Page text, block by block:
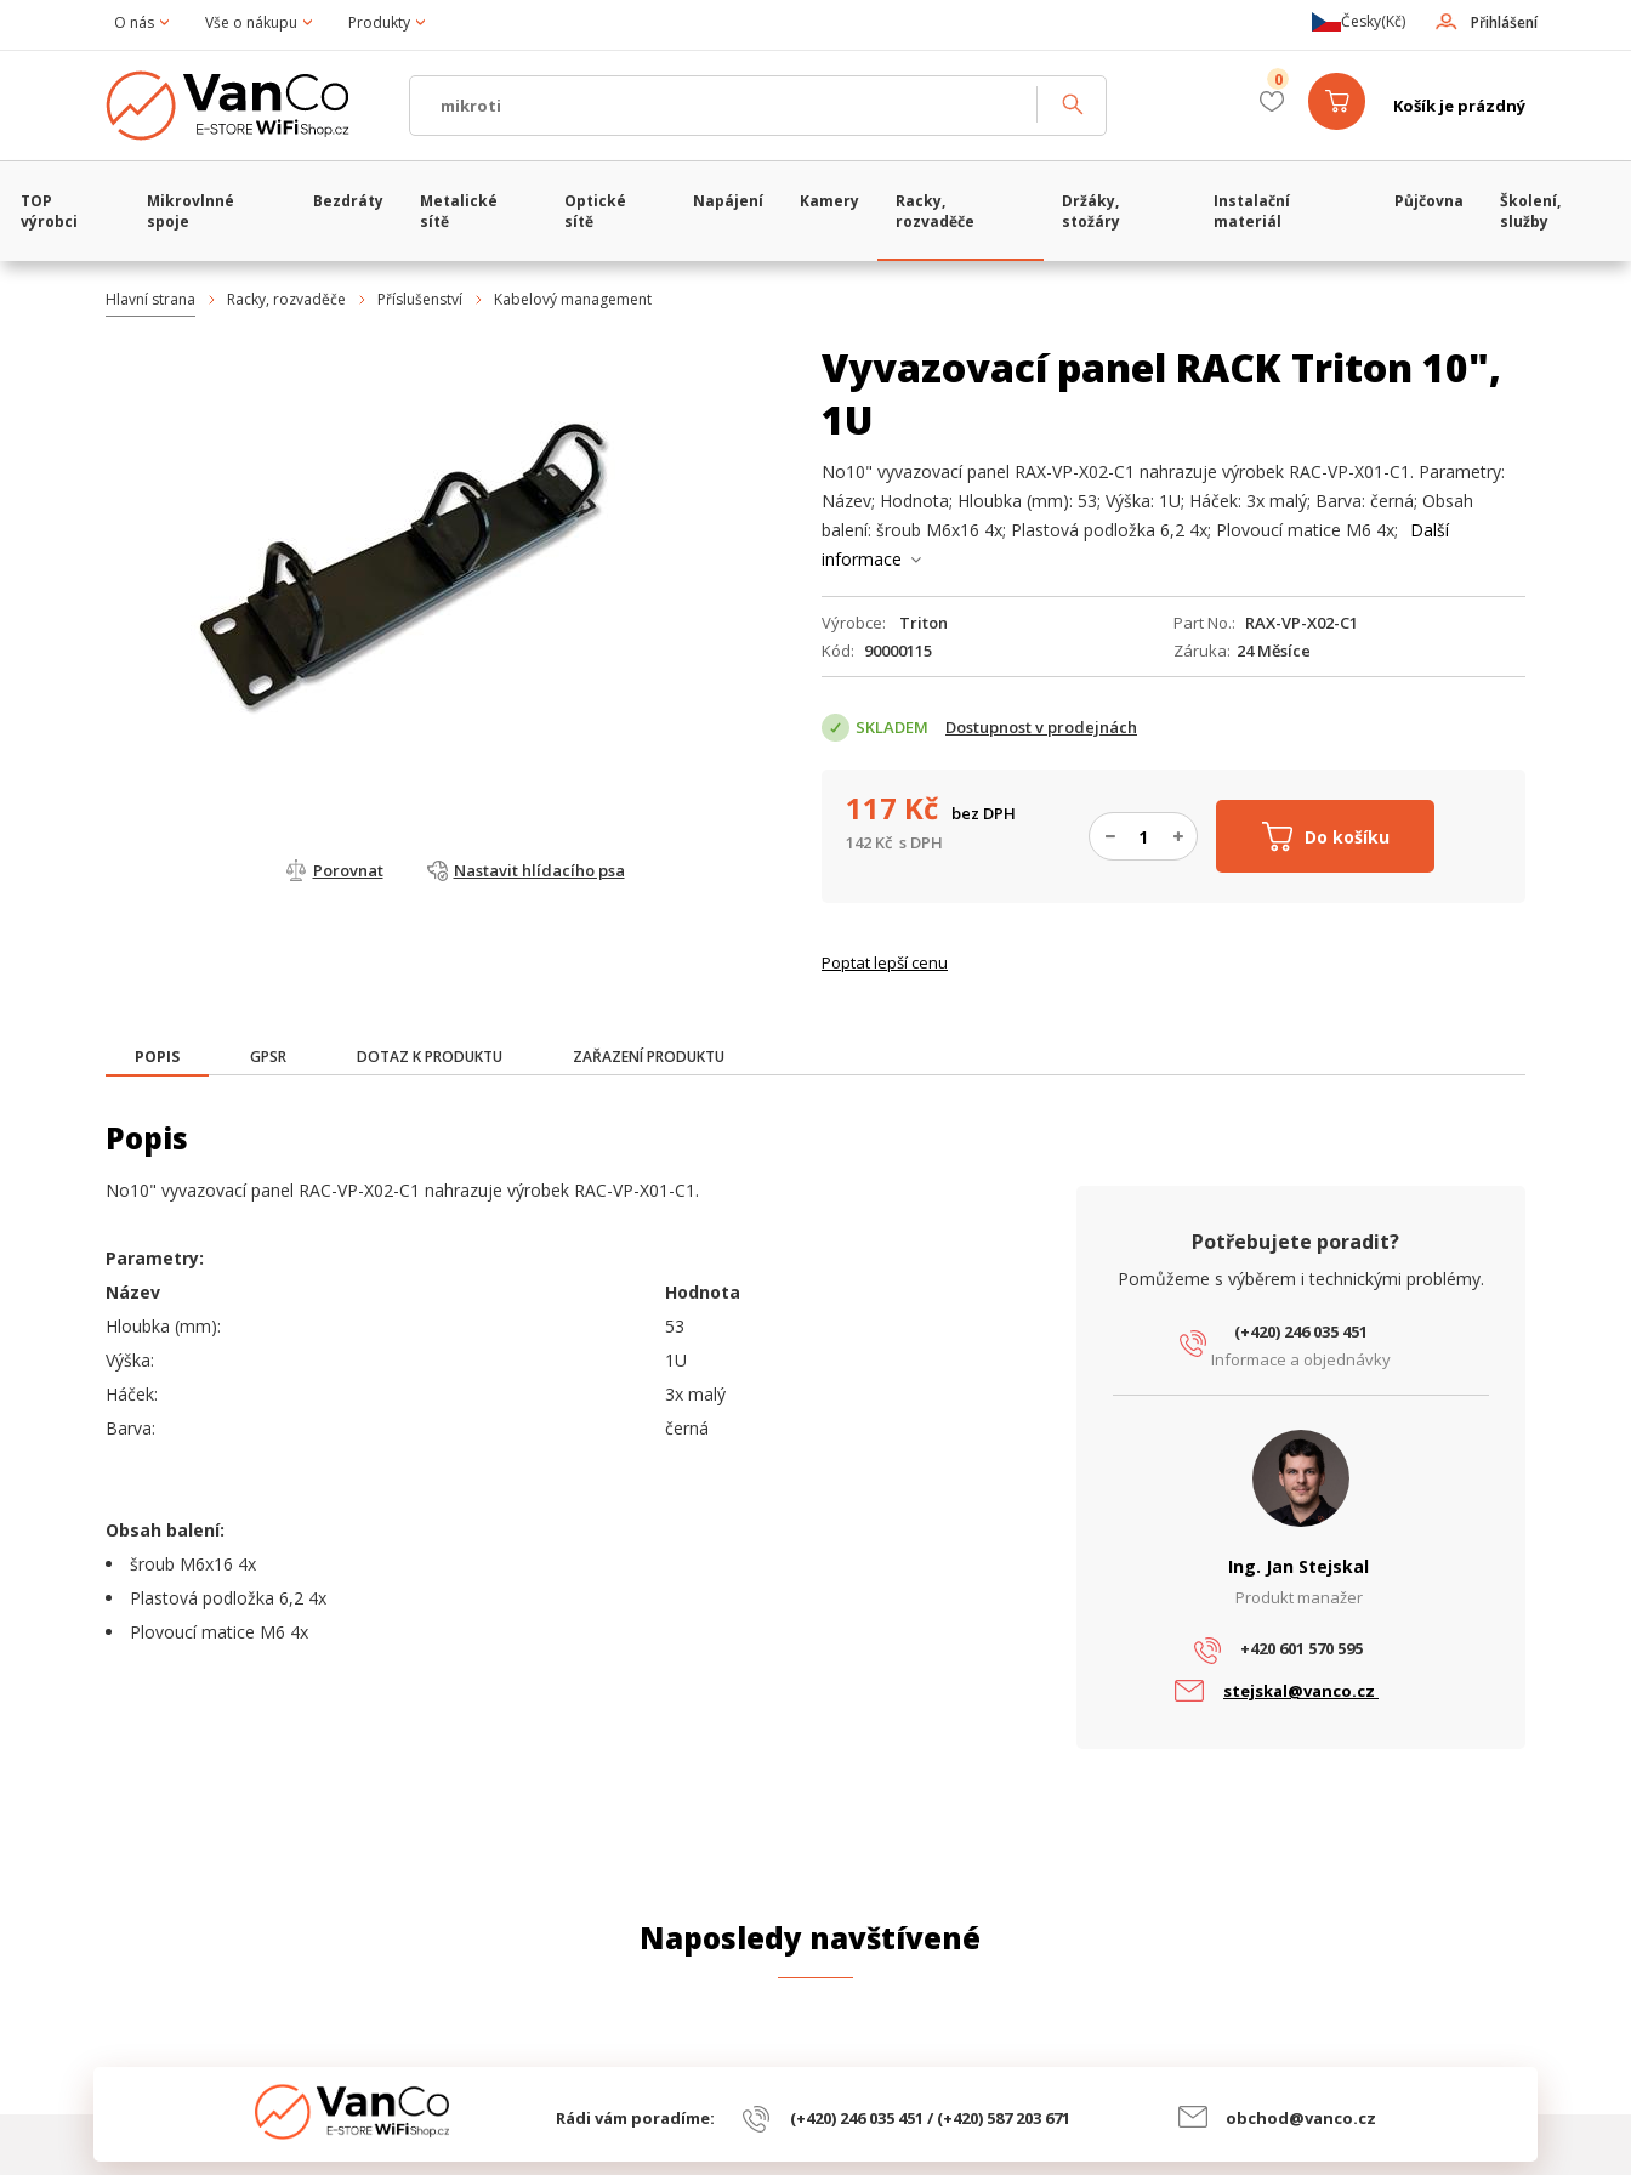
O nás Vše o nákupu Produkty Přihlášení
Česky(Kč)
Košík je prázdný
0
TOP
výrobci
Mikrovlnné
spoje
Bezdráty
Metalické
sítě
Optické
sítě
Napájení Kamery
Racky,
rozvaděče
Držáky,
stožáry
Instalační
materiál
Půjčovna
Školení,
služby
Hlavní strana Racky, rozvaděče Příslušenství Kabelový management
Porovnat Nastavit hlídacího psa
Vyvazovací panel RACK Triton 10",
1U
No10" vyvazovací panel RAX-VP-X02-C1 nahrazuje výrobek RAC-VP-X01-C1. Parametry:
Název; Hodnota; Hloubka (mm): 53; Výška: 1U; Háček: 3x malý; Barva: černá; Obsah
balení: šroub M6x16 4x; Plastová podložka 6,2 4x; Plovoucí matice M6 4x;
Další
informace
Výrobce Triton Part No.
RAX-VP-X02-C1
Kód
90000115 Záruka 24 Měsíce
SKLADEM Dostupnost v prodejnách
Do košíku
117 Kč
bez DPH
142 Kč s DPH
Poptat lepší cenu
POPIS GPSR DOTAZ K PRODUKTU ZAŘAZENÍ PRODUKTU
Popis
No10" vyvazovací panel RAC-VP-X02-C1 nahrazuje výrobek RAC-VP-X01-C1.
Parametry:
Název
Hodnota
Hloubka (mm):
53
Výška:
1U
Háček:
3x malý
Barva:
černá
Obsah balení:
šroub M6x16 4x
Plastová podložka 6,2 4x
Plovoucí matice M6 4x
Potřebujete poradit?
Pomůžeme s výběrem i technickými problémy.
(+420) 246 035 451
Informace a objednávky
Ing. Jan Stejskal
Produkt manažer
+420 601 570 595
stejskal@vanco.cz
Naposledy navštívené
Rádi vám poradíme: (+420) 246 035 451 / (+420) 587 203 671 obchod@vanco.cz